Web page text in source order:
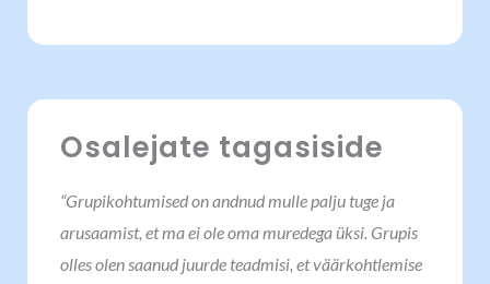
Osalejate tagasiside
“Grupikohtumised on andnud mulle palju tuge ja
arusaamist, et ma ei ole oma muredega üksi. Grupis
olles olen saanud juurde teadmisi, et väärkohtlemise